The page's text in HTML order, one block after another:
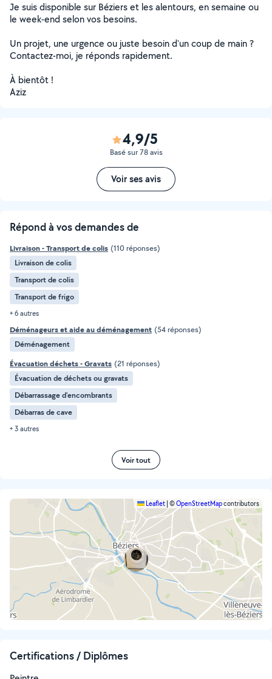
Je suis disponible sur Béziers et les alentours, en semaine ou
le week-end selon vos besoins.
Un projet, une urgence ou juste besoin d'un coup de main ?
Contactez-moi, je réponds rapidement.
À bientôt !
Aziz
4,9/5
Basé sur 78 avis
Voir ses avis
Répond à vos demandes de
Livraison - Transport de colis (110 réponses)
Livraison de colis
Transport de colis
Transport de frigo
+ 6 autres
Déménageurs et aide au déménagement (54 réponses)
Déménagement
Évacuation déchets - Gravats (21 réponses)
Évacuation de déchets ou gravats
Débarrassage d'encombrants
Débarras de cave
+ 3 autres
Voir tout
Leaflet ©OpenStreetMapcontributors
Certifications / Diplômes